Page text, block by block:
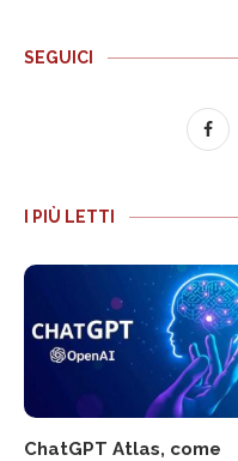
SEGUICI
I PIÙ LETTI
ChatGPT Atlas, come